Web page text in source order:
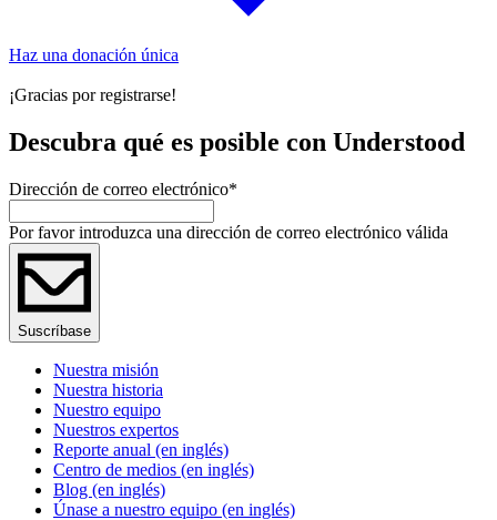
Haz una donación única
¡Gracias por registrarse!
Descubra qué es posible con Understood
Dirección de correo electrónico*
Por favor introduzca una dirección de correo electrónico válida
Suscríbase
Nuestra misión
Nuestra historia
Nuestro equipo
Nuestros expertos
Reporte anual (en inglés)
Centro de medios (en inglés)
Blog (en inglés)
Únase a nuestro equipo (en inglés)